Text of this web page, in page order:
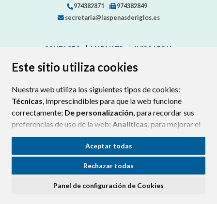
Este sitio utiliza cookies
Nuestra web utiliza los siguientes tipos de cookies:
Técnicas, imprescindibles para que la web funcione
correctamente; De personalización, para recordar sus
preferencias de uso de la web; Analíticas, para mejorar el
funcionamiento de la web y sus servicios.
Si acepta pulsando el botón“Aceptar todas”
consideramos que acepta su uso. Si pulsa el botón
ninguna acción, se guardarán las cookies técnicas
Aceptar todas
Rechazar todas
Panel de configuración de Cookies
974382871
974382849
secretaria@laspenasderiglos.es
CONTACTO MAPA WEB
AVISO LEGAL
PROTECCIÓN DE DATOS
POLÍTICA DE COOKIES